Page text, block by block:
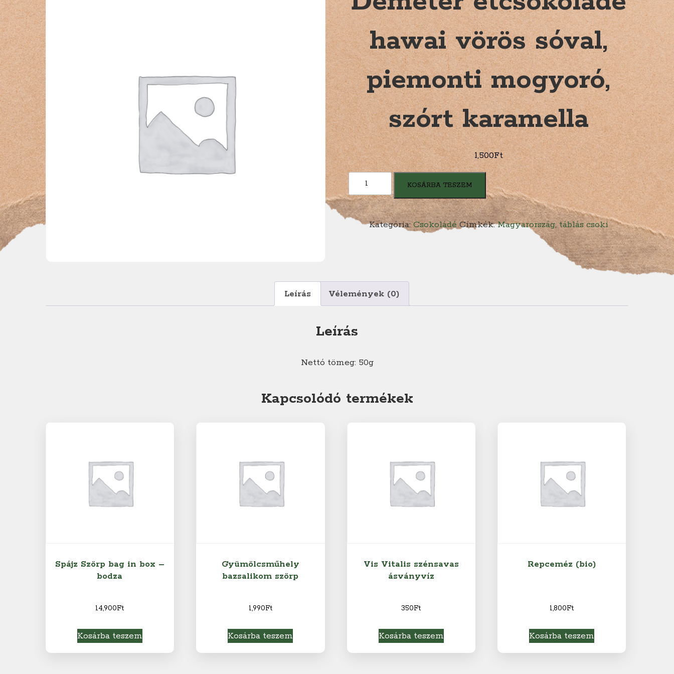
hawai vörös sóval,
piemonti mogyoró,
szórt karamella
1,500Ft
Demeter
étcsokoládé
hawai
vörös
karamella
mennyiség
KOSÁRBA TESZEM
Kategória:Csokoládé Címkék:Magyarország,táblás csoki
Leírás Vélemények (0)
Leírás
Nettó tömeg: 50g
Kapcsolódó termékek
Spájz Szörp bag in box –
bodza
14,900Ft
Kosárba teszem
Gyümölcsműhely
bazsalikom szörp
1,990Ft
Kosárba teszem
Vis Vitalis szénsavas
ásványvíz
350Ft
Kosárba teszem
Repceméz (bio)
1,800Ft
Kosárba teszem